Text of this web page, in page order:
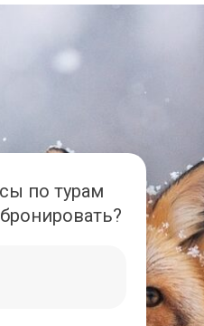
по турам